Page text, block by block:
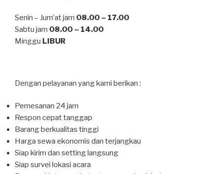
Senin – Jum’at jam 08.00 – 17.00
Sabtu jam 08.00 – 14.00
Minggu LIBUR
Dengan pelayanan yang kami berikan :
Pemesanan 24 jam
Respon cepat tanggap
Barang berkualitas tinggi
Harga sewa ekonomis dan terjangkau
Siap kirim dan setting langsung
Siap survei lokasi acara